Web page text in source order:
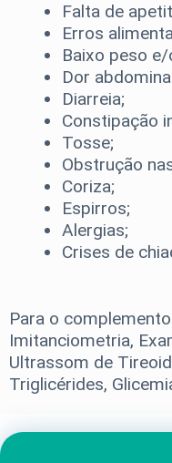
Falta de
Erros
Baixo peso
Dor
Diarreia;
Constipação
Tosse;
Obstrução
Coriza;
Espirros;
Alergias;
Crises de
Para o
Imitanciometria,
Ultrassom de
Triglicérides,